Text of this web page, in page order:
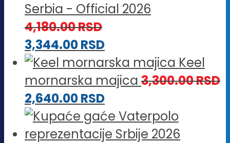
Serbia - Official 2026
4,180.00RSD
3,344.00RSD
Keel
mornarska majica 3,300.00RSD
2,640.00RSD